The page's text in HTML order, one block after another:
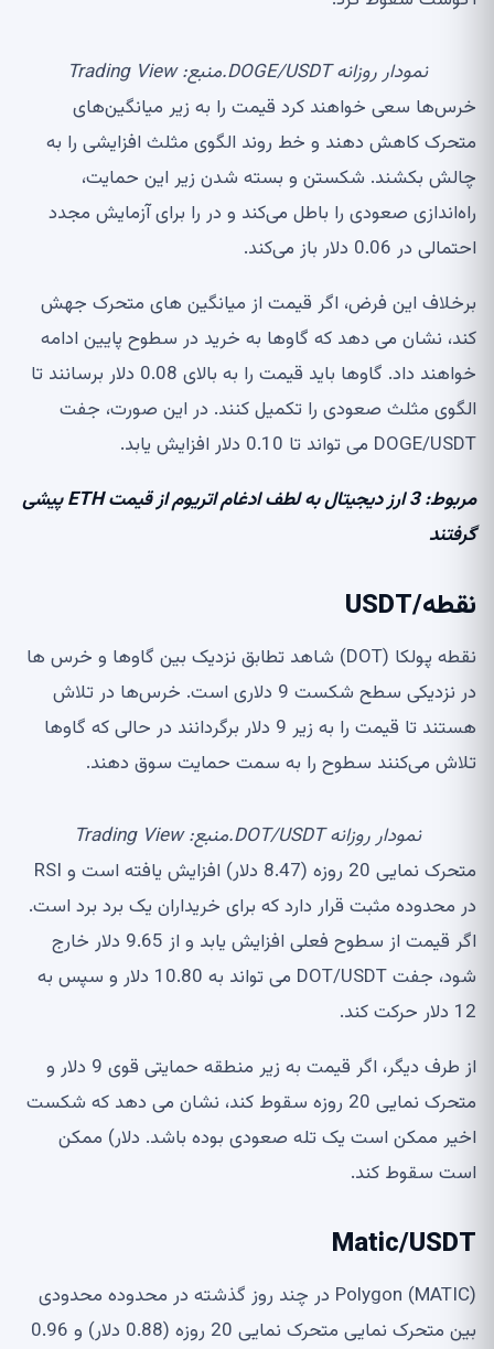
نمودار روزانه DOGE/USDT.منبع: Trading View
خرس‌ها سعی خواهند کرد قیمت را به زیر میانگین‌های
متحرک کاهش دهند و خط روند الگوی مثلث افزایشی را به
چالش بکشند. شکستن و بسته شدن زیر این حمایت،
راه‌اندازی صعودی را باطل می‌کند و در را برای آزمایش مجدد
احتمالی در 0.06 دلار باز می‌کند.
برخلاف این فرض، اگر قیمت از میانگین های متحرک جهش
کند، نشان می دهد که گاوها به خرید در سطوح پایین ادامه
خواهند داد. گاوها باید قیمت را به بالای 0.08 دلار برسانند تا
الگوی مثلث صعودی را تکمیل کنند. در این صورت، جفت
DOGE/USDT می تواند تا 0.10 دلار افزایش یابد.
مربوط:
3 ارز دیجیتال به لطف ادغام اتریوم از قیمت ETH پیشی
گرفتند
نقطه/USDT
نقطه پولکا (DOT) شاهد تطابق نزدیک بین گاوها و خرس ها
در نزدیکی سطح شکست 9 دلاری است. خرس‌ها در تلاش
هستند تا قیمت را به زیر 9 دلار برگردانند در حالی که گاوها
تلاش می‌کنند سطوح را به سمت حمایت سوق دهند.
نمودار روزانه DOT/USDT.منبع: Trading View
متحرک نمایی 20 روزه (8.47 دلار) افزایش یافته است و RSI
در محدوده مثبت قرار دارد که برای خریداران یک برد برد است.
اگر قیمت از سطوح فعلی افزایش یابد و از 9.65 دلار خارج
شود، جفت DOT/USDT می تواند به 10.80 دلار و سپس به
12 دلار حرکت کند.
از طرف دیگر، اگر قیمت به زیر منطقه حمایتی قوی 9 دلار و
متحرک نمایی 20 روزه سقوط کند، نشان می دهد که شکست
اخیر ممکن است یک تله صعودی بوده باشد. دلار) ممکن
است سقوط کند.
Matic/USDT
Polygon (MATIC) در چند روز گذشته در محدوده محدودی
بین متحرک نمایی متحرک نمایی 20 روزه (0.88 دلار) و 0.96